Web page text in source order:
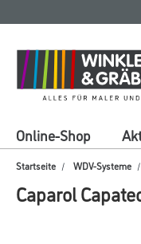
springen
springen
Online-Shop
Startseite WDV-Systeme
Caparol